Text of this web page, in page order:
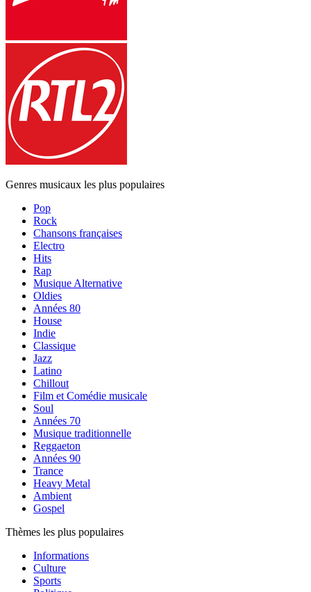
Genres musicaux les plus populaires
Pop
Rock
Chansons françaises
Electro
Hits
Rap
Musique Alternative
Oldies
Années 80
House
Indie
Classique
Jazz
Latino
Chillout
Film et Comédie musicale
Soul
Années 70
Musique traditionnelle
Reggaeton
Années 90
Trance
Heavy Metal
Ambient
Gospel
Thèmes les plus populaires
Informations
Culture
Sports